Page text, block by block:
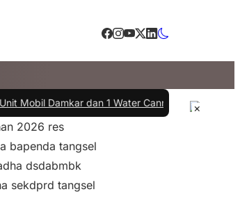
Mobil Damkar dan 1 Water Cannon Diterjunkan
×